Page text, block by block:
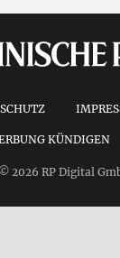
KÜNDIGEN
© 2026 RP Digital